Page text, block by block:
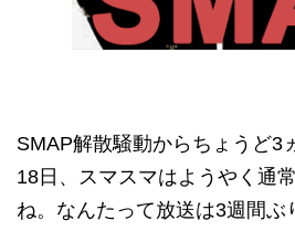
SMAP解散騒動からちょうど3
18日、スマスマはようやく通
ね。なんたって放送は3週間ぶ